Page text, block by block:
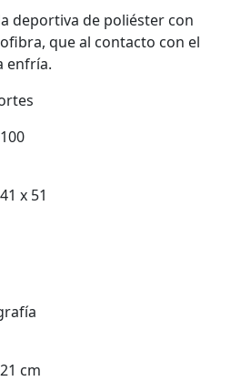
deportiva de poliéster con
que al contacto con el
enfría.
x 51
cm